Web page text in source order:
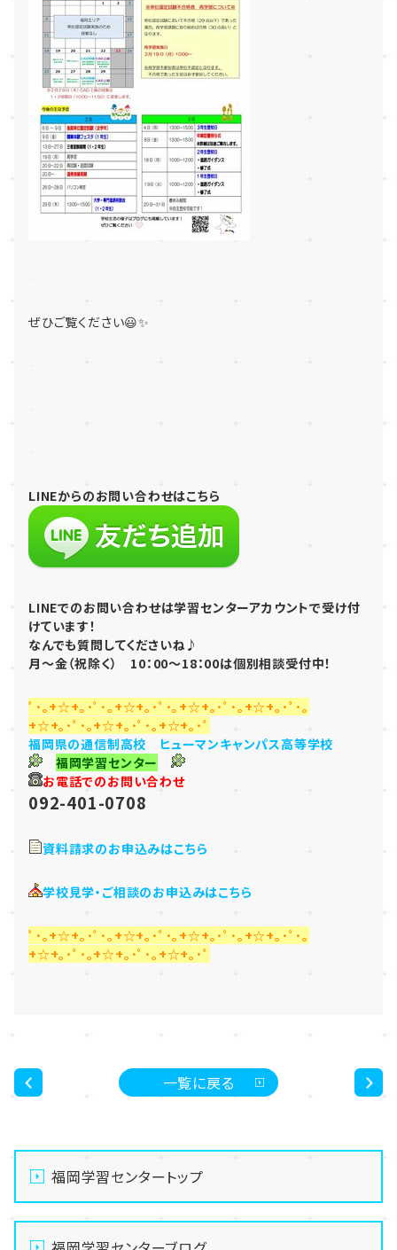
ぜひご覧ください😃✨
LINEからのお問 い合わせはこちら
LINEでのお問い合わせは学習センターアカウントで受け付
けています！
なんでも質問してくださいね♪
月～金（祝除く） 10：00～18：00は個別相談受付中！
ﾟ･｡+☆+｡･ﾟ･｡+☆+｡･ﾟ･｡+☆+｡･ﾟ･｡+☆+｡･ﾟ･｡
+☆+｡･ﾟ･｡+☆+｡･ﾟ･｡+☆+｡･ﾟ
福岡県の通信制高校 ヒューマンキャンパス高等学校
福岡学習センター
お電話でのお問い合わせ
092-401-0708
資料請求のお申込みはこちら
学校見学・ご相談のお申込みはこちら
ﾟ･｡+☆+｡･ﾟ･｡+☆+｡･ﾟ･｡+☆+｡･ﾟ･｡+☆+｡･ﾟ･｡
+☆+｡･ﾟ･｡+☆+｡･ﾟ･｡+☆+｡･ﾟ
一覧に戻る
福岡学習センタートップ